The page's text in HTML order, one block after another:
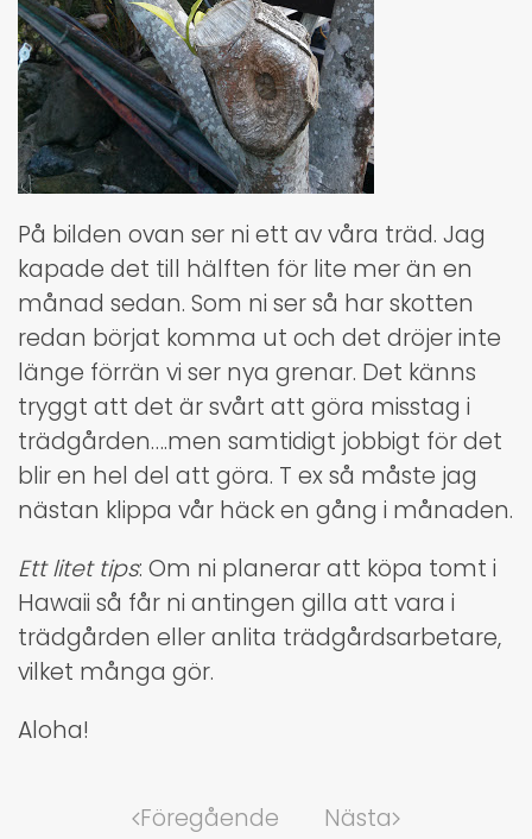
På bilden ovan ser ni ett av våra träd. Jag
kapade det till hälften för lite mer än en
månad sedan. Som ni ser så har skotten
redan börjat komma ut och det dröjer inte
länge förrän vi ser nya grenar. Det känns
tryggt att det är svårt att göra misstag i
trädgården….men samtidigt jobbigt för det
blir en hel del att göra. T ex så måste jag
nästan klippa vår häck en gång i månaden.
Ett litet tips: Om ni planerar att köpa tomt i
Hawaii så får ni antingen gilla att vara i
trädgården eller anlita trädgårdsarbetare,
vilket många gör.
Aloha!
Föregående Nästa